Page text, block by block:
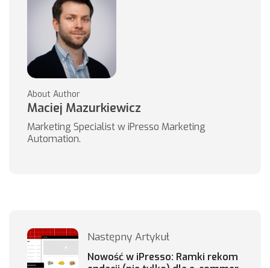
About Author
Maciej Mazurkiewicz
Marketing Specialist w iPresso Marketing
Automation.
Następny Artykuł
Nowość w iPresso: Ramki rekom